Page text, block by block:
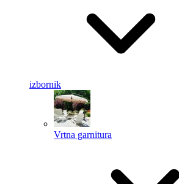
izbornik
Vrtna garnitura